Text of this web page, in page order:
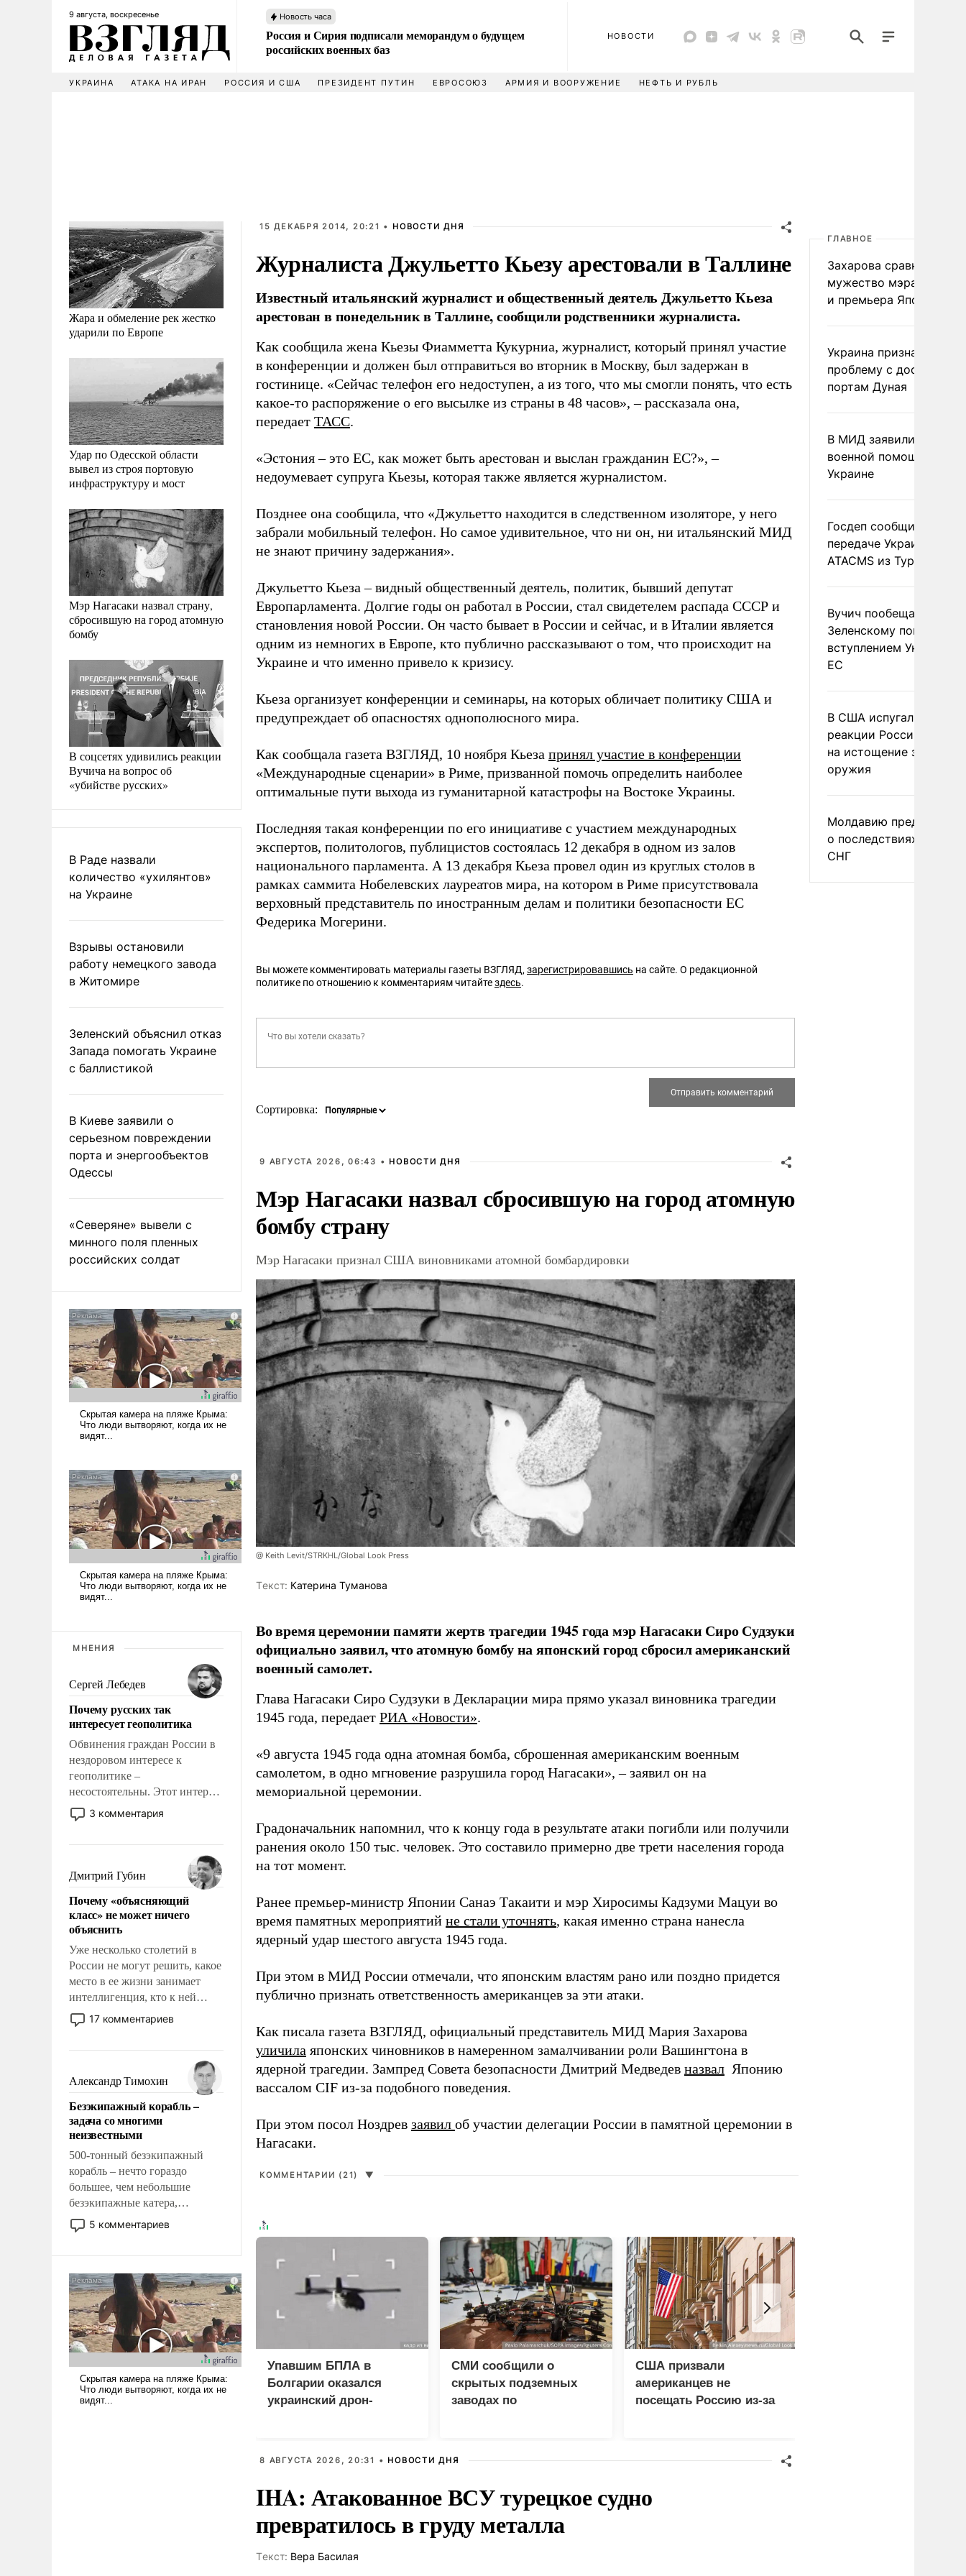
9 августа, воскресенье Новость часа
Россия и Сирия подписали меморандум о будущем
российских военных баз
НОВОСТИ
УКРАИНА АТАКА НА ИРАН РОССИЯ И США ПРЕЗИДЕНТ ПУТИН ЕВРОСОЮЗ АРМИЯ И ВООРУЖЕНИЕ НЕФТЬ И РУБЛЬ
Жара и обмеление рек жестко
ударили по Европе
Удар по Одесской области
вывел из строя портовую
инфраструктуру и мост
Мэр Нагасаки назвал страну,
сбросившую на город атомную
бомбу
В соцсетях удивились реакции
Вучича на вопрос об
«убийстве русских»
В Раде назвали
количество «ухилянтов»
на Украине
Взрывы остановили
работу немецкого завода
в Житомире
Зеленский объяснил отказ
Запада помогать Украине
с баллистикой
В Киеве заявили о
серьезном повреждении
порта и энергообъектов
Одессы
«Северяне» вывели с
минного поля пленных
российских солдат
МНЕНИЯ
Сергей Лебедев
Почему русских так
интересует геополитика
Обвинения граждан России в
нездоровом интересе к
геополитике –
несостоятельны. Этот интерес
рационален и прагматичен. Он
обусловлен тысячелетним
фундаментальным знанием,
что мировая политика имеет
свойство заявляться на порог
нашего дома.
3 комментария
Дмитрий Губин
Почему «объясняющий
класс» не может ничего
объяснить
Уже несколько столетий в
России не могут решить, какое
место в ее жизни занимает
интеллигенция, кто к ней
принадлежит, а кого из нее
исключили с правом
чем она отличается от просто
образованных людей. Иногда
казалось, что эти вопросы
решены раз и навсегда, но –
нет, не решены.
17 комментариев
Александр Тимохин
Безэкипажный корабль –
задача со многими
неизвестными
500-тонный безэкипажный
корабль – нечто гораздо
большее, чем небольшие
безэкипажные катера,
применение которых уже
стало обыденностью. Задача по
и ее реализация радикально
поднимет наши боевые
возможности.
5 комментариев
15 ДЕКАБРЯ 2014, 20:21 • НОВОСТИ ДНЯ
Журналиста Джульетто Кьезу арестовали в Таллине
Известный итальянский журналист и общественный деятель Джульетто Кьеза
арестован в понедельник в Таллине, сообщили родственники журналиста.
Как сообщила жена Кьезы Фиамметта Кукурниа, журналист, который принял участие
в конференции и должен был отправиться во вторник в Москву, был задержан в
гостинице. «Сейчас телефон его недоступен, а из того, что мы смогли понять, что есть
какое-то распоряжение о его высылке из страны в 48 часов», – рассказала она,
передает ТАСС.
«Эстония – это ЕС, как может быть арестован и выслан гражданин ЕС?», –
недоумевает супруга Кьезы, которая также является журналистом.
Позднее она сообщила, что «Джульетто находится в следственном изоляторе, у него
забрали мобильный телефон. Но самое удивительное, что ни он, ни итальянский МИД
не знают причину задержания».
Джульетто Кьеза – видный общественный деятель, политик, бывший депутат
Европарламента. Долгие годы он работал в России, стал свидетелем распада СССР и
становления новой России. Он часто бывает в России и сейчас, и в Италии является
одним из немногих в Европе, кто публично рассказывают о том, что происходит на
Украине и что именно привело к кризису.
Кьеза организует конференции и семинары, на которых обличает политику США и
предупреждает об опасностях однополюсного мира.
Как сообщала газета ВЗГЛЯД, 10 ноября Кьеза принял участие в конференции
«Международные сценарии» в Риме, призванной помочь определить наиболее
оптимальные пути выхода из гуманитарной катастрофы на Востоке Украины.
Последняя такая конференции по его инициативе с участием международных
экспертов, политологов, публицистов состоялась 12 декабря в одном из залов
национального парламента. А 13 декабря Кьеза провел один из круглых столов в
рамках саммита Нобелевских лауреатов мира, на котором в Риме присутствовала
верховный представитель по иностранным делам и политики безопасности ЕС
Федерика Могерини.
Вы можете комментировать материалы газеты ВЗГЛЯД, зарегистрировавшись на сайте. О редакционной
политике по отношению к комментариям читайтездесь.
Сортировка:
9 АВГУСТА 2026, 06:43 • НОВОСТИ ДНЯ
Мэр Нагасаки назвал сбросившую на город атомную
бомбу страну
Мэр Нагасаки признал США виновниками атомной бомбардировки
@ Keith Levit/STRKHL/Global Look Press
Tекст: Катерина Туманова
Во время церемонии памяти жертв трагедии 1945 года мэр Нагасаки Сиро Судзуки
официально заявил, что атомную бомбу на японский город сбросил американский
военный самолет.
Глава Нагасаки Сиро Судзуки в Декларации мира прямо указал виновника трагедии
1945 года, передает РИА «Новости».
«9 августа 1945 года одна атомная бомба, сброшенная американским военным
самолетом, в одно мгновение разрушила город Нагасаки», – заявил он на
мемориальной церемонии.
Градоначальник напомнил, что к концу года в результате атаки погибли или получили
ранения около 150 тыс. человек. Это составило примерно две трети населения города
на тот момент.
Ранее премьер-министр Японии Санаэ Такаити и мэр Хиросимы Кадзуми Мацуи во
время памятных мероприятий не стали уточнять, какая именно страна нанесла
ядерный удар шестого августа 1945 года.
При этом в МИД России отмечали, что японским властям рано или поздно придется
публично признать ответственность американцев за эти атаки.
Как писала газета ВЗГЛЯД, официальный представитель МИД Мария Захарова
уличила японских чиновников в намеренном замалчивании роли Вашингтона в
ядерной трагедии. Зампред Совета безопасности Дмитрий Медведев назвал Японию
вассалом CIF из-за подобного поведения.
При этом посол Ноздрев заявил об участии делегации России в памятной церемонии в
Нагасаки.
КОММЕНТАРИИ (21) ▼
Упавшим БПЛА в
Болгарии оказался
украинский дрон-
СМИ сообщили о
скрытых подземных
заводах по
США призвали
американцев не
посещать Россию из-за
8 АВГУСТА 2026, 20:31 • НОВОСТИ ДНЯ
IHA: Атакованное ВСУ турецкое судно
превратилось в груду металла
Tекст: Вера Басилая
ГЛАВНОЕ
Захарова сравнила
мужество мэра
и премьера Японии
Украина признала
проблему с доступом к
портам Дуная
В МИД заявили о
военной помощи
Украине
Госдеп сообщил о
передаче Украине
ATACMS из Турции
Вучич пообещал
Зеленскому помочь со
вступлением Украины в
ЕС
В США испугались
реакции России и
на истощение запасов
оружия
Молдавию
о последствиях выхода
СНГ